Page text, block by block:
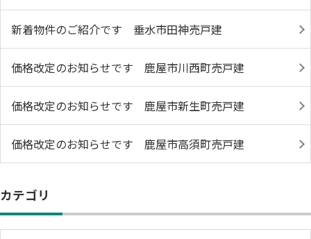
新着物件のご紹介です 垂水市田神売戸建
価格改定のお知らせです 鹿屋市川西町売戸建
価格改定のお知らせです 鹿屋市新生町売戸建
価格改定のお知らせです 鹿屋市高須町売戸建
カテゴリ